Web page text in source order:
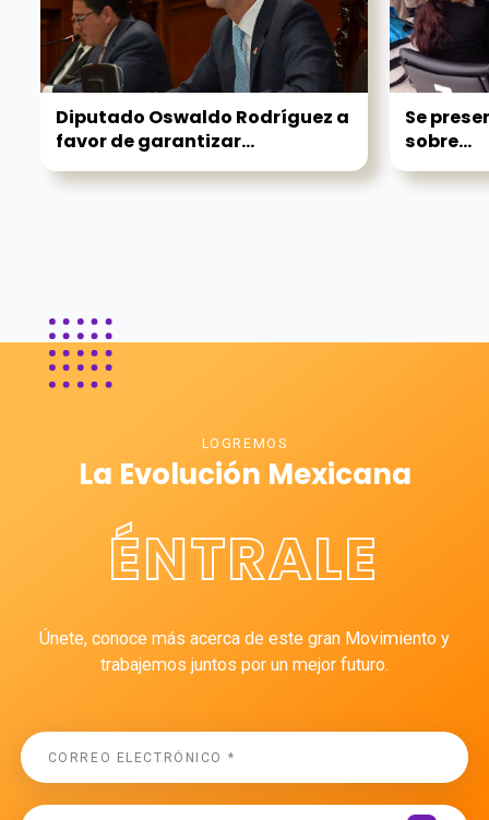
Diputado Oswaldo Rodríguez a
favor de garantizar...
Se
sobre...
LOGREMOS
La Evolución Mexicana
ÉNTRALE
Únete, conoce más acerca de este gran Movimiento y
trabajemos juntos por un mejor futuro.